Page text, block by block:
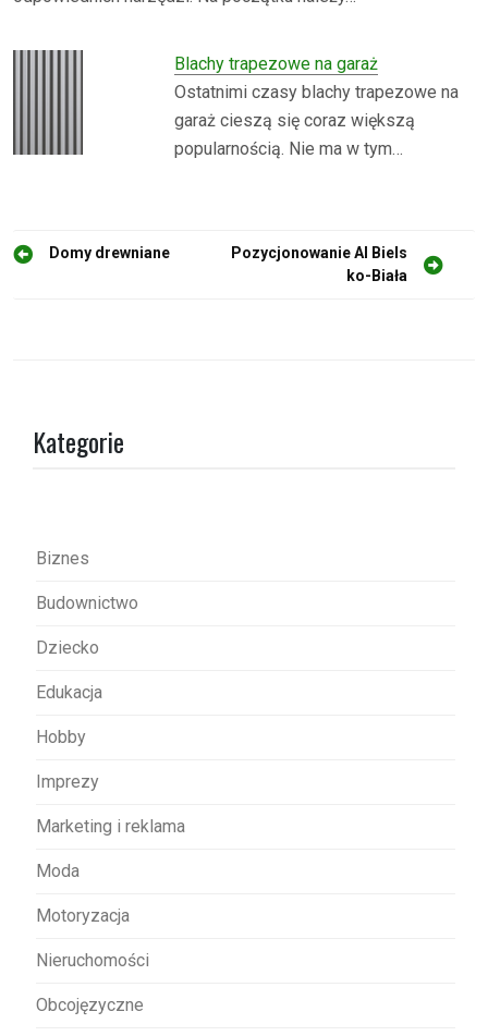
Blachy trapezowe na garaż
Ostatnimi czasy blachy trapezowe na
garaż cieszą się coraz większą
popularnością. Nie ma w tym…
N
Domy drewniane
Pozycjonowanie AI Biels
ko-Biała
Kategorie
Biznes
Budownictwo
Dziecko
Edukacja
Hobby
Imprezy
Marketing i reklama
Moda
Motoryzacja
Nieruchomości
Obcojęzyczne